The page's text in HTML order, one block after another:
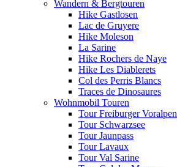
Wandern & Bergtouren
Hike Gastlosen
Lac de Gruyere
Hike Moleson
La Sarine
Hike Rochers de Naye
Hike Les Diablerets
Col des Perris Blancs
Traces de Dinosaures
Wohnmobil Touren
Tour Freiburger Voralpen
Tour Schwarzsee
Tour Jaunpass
Tour Lavaux
Tour Val Sarine